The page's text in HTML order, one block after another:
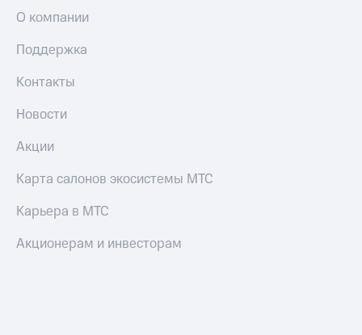
О компании
Поддержка
Контакты
Новости
Акции
Карта салонов экосистемы МТС
Карьера в МТС
Акционерам и инвесторам